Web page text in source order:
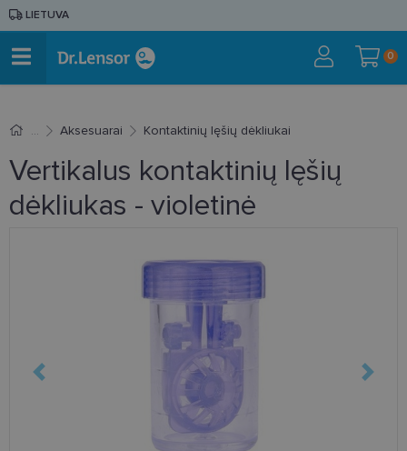
LIETUVA
0
Aksesuarai Kontaktinių lęšių dėkliukai
Vertikalus kontaktinių lęšių
dėkliukas - violetinė